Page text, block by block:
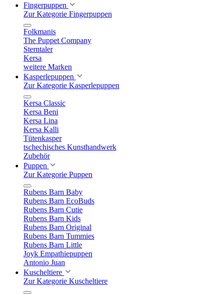
Fingerpuppen
Zur Kategorie Fingerpuppen
Folkmanis
The Puppet Company
Sterntaler
Kersa
weitere Marken
Kasperlepuppen
Zur Kategorie Kasperlepuppen
Kersa Classic
Kersa Beni
Kersa Lina
Kersa Kalli
Tütenkasper
tschechisches Kunsthandwerk
Zubehör
Puppen
Zur Kategorie Puppen
Rubens Barn Baby
Rubens Barn EcoBuds
Rubens Barn Cutie
Rubens Barn Kids
Rubens Barn Original
Rubens Barn Tummies
Rubens Barn Little
Joyk Empathiepuppen
Antonio Juan
Kuscheltiere
Zur Kategorie Kuscheltiere